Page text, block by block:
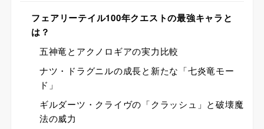
フェアリーテイル100年クエストの最強キャラと
は？
五神竜とアクノロギアの実力比較
ナツ・ドラグニルの成長と新たな「七炎竜モー
ド」
ギルダーツ・クライヴの「クラッシュ」と破壊魔
法の威力